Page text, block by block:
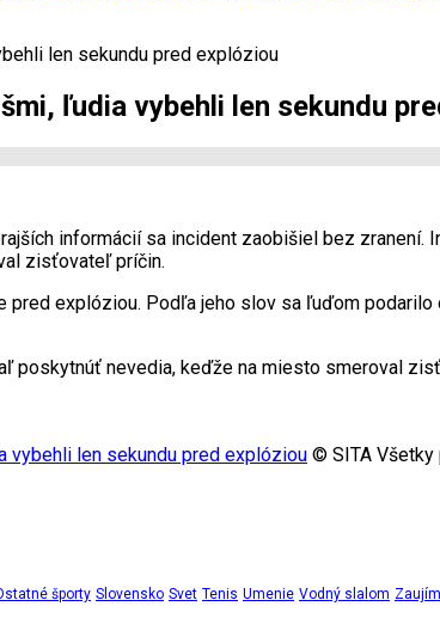
len sekundu pred explóziou
ľudia vybehli len sekundu
informácií sa incident zaobišiel bez zranení.
zisťovateľ príčin.
explóziou. Podľa jeho slov sa ľuďom
nevedia, keďže na miesto smeroval
vybehli len sekundu pred explóziou © SITA Všetky
športy Slovensko Svet Tenis Umenie Vodný slalom